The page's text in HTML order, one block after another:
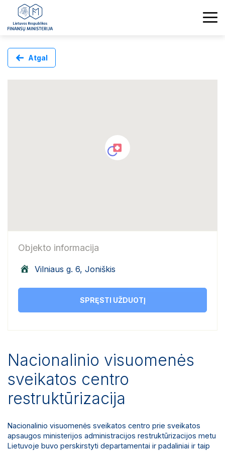
Atgal
Objekto informacija
Vilniaus g. 6, Joniškis
SPRĘSTI UŽDUOTĮ
Nacionalinio visuomenės
sveikatos centro
restruktūrizacija
Nacionalinio visuomenės sveikatos centro prie sveikatos
apsaugos ministerijos administracijos restruktūrizacijos metu
Lietuvoje buvo perskirstyti departamentai ir padaliniai ir taip